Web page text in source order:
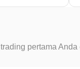
pertama